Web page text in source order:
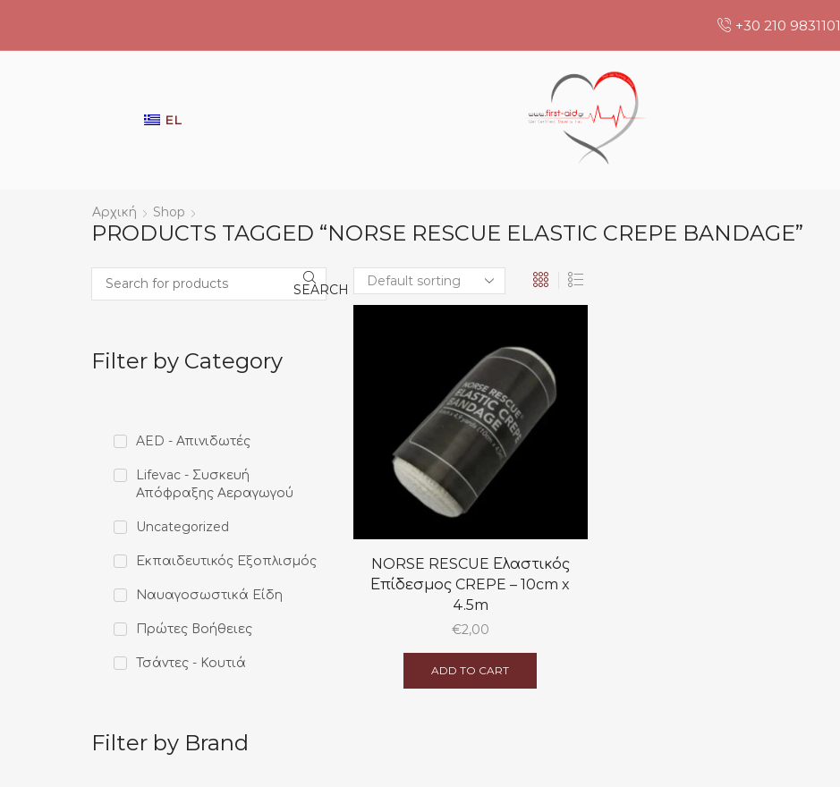
+30 210 9831101
EL
Αρχική Shop
PRODUCTS TAGGED “NORSE RESCUE ELASTIC CREPE BANDAGE”
NORSE RESCUE Ελαστικός
Επίδεσμος CREPE – 10cm x
4.5m
€2,00
ADD TO CART
Search SEARCH
Filter by Category
AED - Απινιδωτές
Lifevac - Συσκευή
Απόφραξης Αεραγωγού
Uncategorized
Εκπαιδευτικός Εξοπλισμός
Ναυαγοσωστικά Είδη
Πρώτες Βοήθειες
Τσάντες - Κουτιά
Filter by Brand